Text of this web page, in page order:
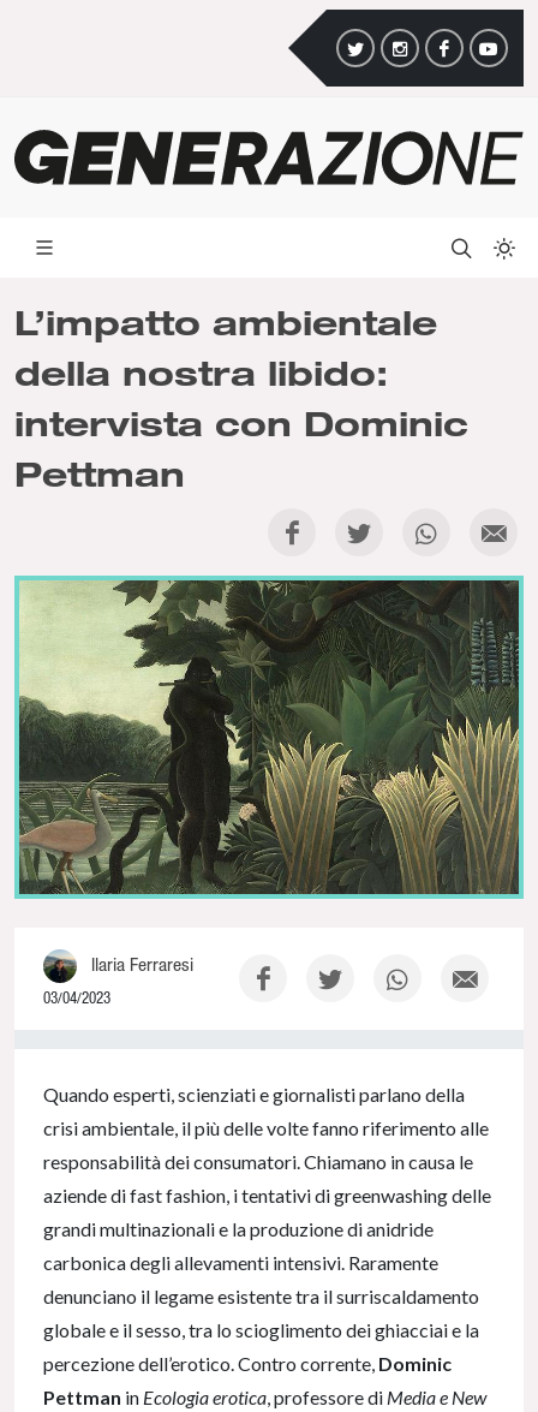
L’impatto ambientale
della nostra libido:
intervista con Dominic
Pettman
Ilaria Ferraresi
03/04/2023
Quando esperti, scienziati e giornalisti parlano della
crisi ambientale, il più delle volte fanno riferimento alle
responsabilità dei consumatori. Chiamano in causa le
aziende di fast fashion, i tentativi di greenwashing delle
grandi multinazionali e la produzione di anidride
carbonica degli allevamenti intensivi. Raramente
denunciano il legame esistente tra il surriscaldamento
globale e il sesso, tra lo scioglimento dei ghiacciai e la
percezione dell’erotico. Contro corrente, Dominic
Pettman in Ecologia erotica , professore di Media e New